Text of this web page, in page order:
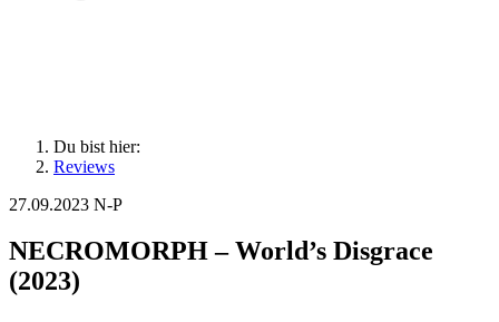
Du bist hier:
Reviews
27.09.2023 N-P
NECROMORPH – World’s Disgrace
(2023)